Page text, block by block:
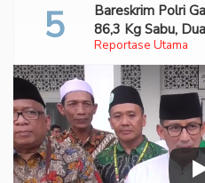
Reportase Utama
Bareskrim Polri
86,3 Kg Sabu,
Diburu